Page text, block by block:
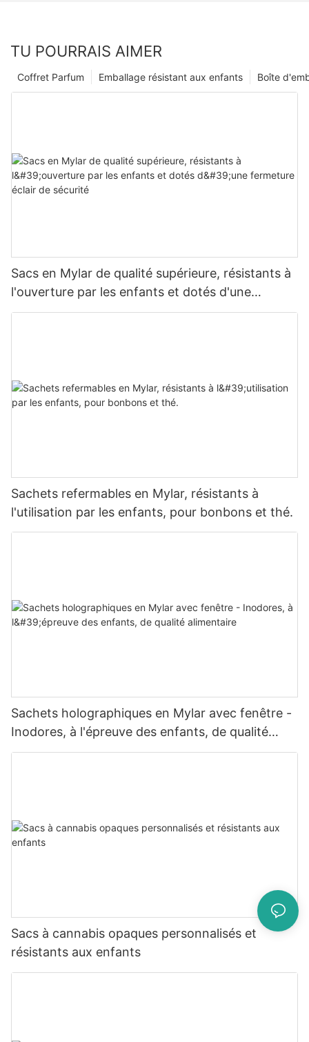
TU POURRAIS AIMER
Boîte
Emballage résistant aux enfants
Coffret Parfum
Sacs en Mylar de qualité supérieure, résistants à
l'ouverture par les enfants et dotés d'une
fermeture éclair de sécurité
Sachets refermables en Mylar, résistants à
l'utilisation par les enfants, pour bonbons et thé.
Sachets holographiques en Mylar avec fenêtre -
Inodores, à l'épreuve des enfants, de qualité
alimentaire
Sacs à cannabis opaques personnalisés et
résistants aux enfants